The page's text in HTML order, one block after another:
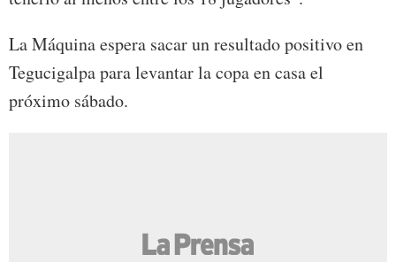
La Máquina espera sacar un resultado positivo en
Tegucigalpa para levantar la copa en casa el
próximo sábado.